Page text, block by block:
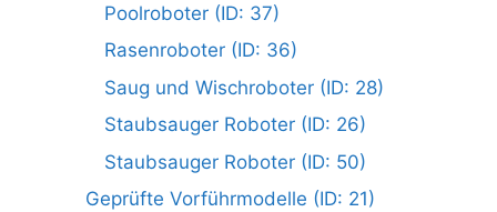
Poolroboter (ID: 37)
Rasenroboter (ID: 36)
Saug und Wischroboter (ID: 28)
Staubsauger Roboter (ID: 26)
Staubsauger Roboter (ID: 50)
Geprüfte Vorführmodelle (ID: 21)